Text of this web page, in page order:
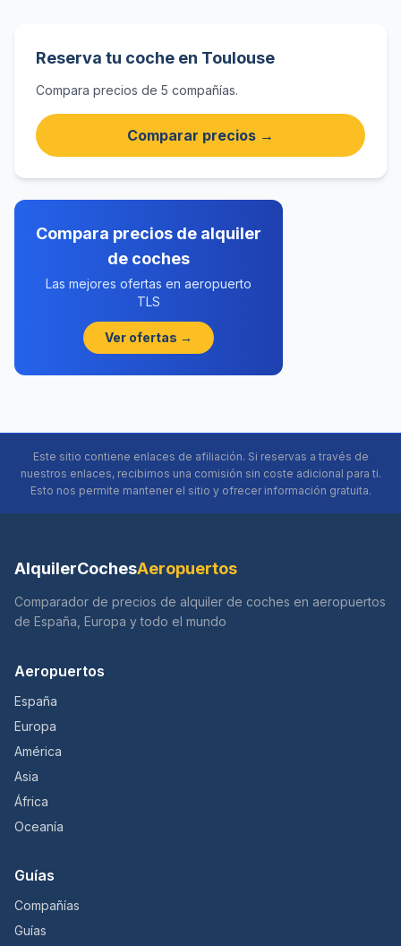
Reserva tu coche en Toulouse
Compara precios de 5 compañías.
Comparar precios →
Compara precios de alquiler
de coches
Las mejores ofertas en aeropuerto
TLS
Ver ofertas →
Este sitio contiene enlaces de afiliación. Si reservas a través de
nuestros enlaces, recibimos una comisión sin coste adicional para ti.
Esto nos permite mantener el sitio y ofrecer información gratuita.
AlquilerCochesAeropuertos
Comparador de precios de alquiler de coches en aeropuertos
de España, Europa y todo el mundo
Aeropuertos
España
Europa
América
Asia
África
Oceanía
Guías
Compañías
Guías